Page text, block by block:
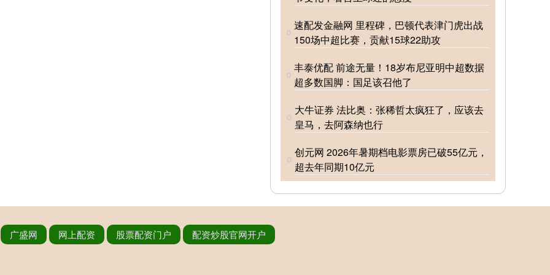
速配发金融网 里程碑，巴顿代表津门虎出战
150场中超比赛，贡献15球22助攻
丰泰优配 前途无量！18岁布尼亚明中超数据
超多数国脚：国足该召他了
大牛证券 法比奥：张稀哲太疯狂了，应该去
皇马，去阿森纳也行
创元网 2026年暑期档电影票房已破55亿元，
超去年同期10亿元
广盛网 网上配资 股票配资门户 配资炒股官网开户